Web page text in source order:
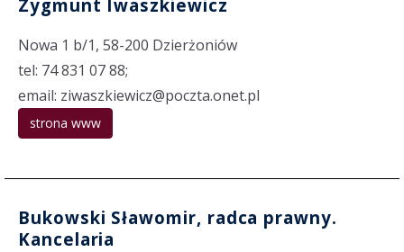
Zygmunt Iwaszkiewicz
Nowa 1 b/1, 58-200 Dzierżoniów
tel: 74 831 07 88;
email: ziwaszkiewicz@poczta.onet.pl
strona www
Bukowski Sławomir, radca prawny.
Kancelaria